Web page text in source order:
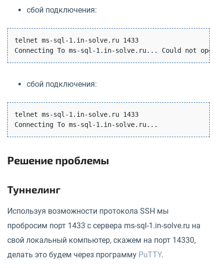
сбой подключения:
telnet ms-sql-1.in-solve.ru 1433
сбой подключения:
telnet ms-sql-1.in-solve.ru 1433
Решение проблемы
Туннелинг
Используя возможности протокола SSH мы
пробросим порт 1433 с сервера ms-sql-1.in-solve.ru на
свой локальный компьютер, скажем на порт 14330,
делать это будем через программу PuTTY.